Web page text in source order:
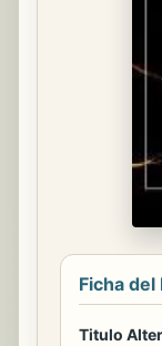
Ficha del
Titulo